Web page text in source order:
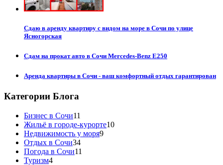
Сдаю в аренду квартиру с видом на море в Сочи по улице
Ясногорская
Сдам на прокат авто в Сочи Mercedes-Benz E250
Аренда квартиры в Сочи - ваш комфортный отдых гарантирован
Категории Блога
Бизнес в Сочи11
Жильё в городе-курорте10
Недвижимость у моря9
Отдых в Сочи34
Погода в Сочи11
Туризм4